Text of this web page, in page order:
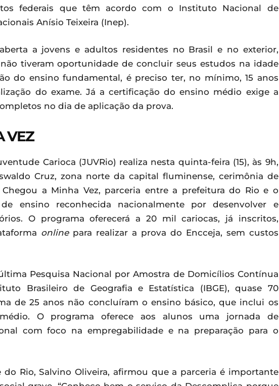
federais que têm acordo com o Instituto Nacional de
Anísio Teixeira (Inep).
a jovens e adultos residentes no Brasil e no exterior,
tiveram oportunidade de concluir seus estudos na idade
do ensino fundamental, é preciso ter, no mínimo, 15 anos
do exame. Já a certificação do ensino médio exige a
no dia de aplicação da prova.
VEZ
Carioca (JUVRio) realiza nesta quinta-feira (15), às 9h,
Cruz, zona norte da capital fluminense, cerimônia de
a Minha Vez, parceria entre a prefeitura do Rio e o
ensino reconhecida nacionalmente por desenvolver e
O programa oferecerá a 20 mil cariocas, já inscritos,
onlinepara realizar a prova do Encceja, sem custos
Pesquisa Nacional por Amostra de Domicílios Contínua
Brasileiro de Geografia e Estatística (IBGE), quase 70
de 25 anos não concluíram o ensino básico, que inclui os
O programa oferece aos alunos uma jornada de
com foco na empregabilidade e na preparação para o
Rio, Salvino Oliveira, afirmou que a parceria é importante